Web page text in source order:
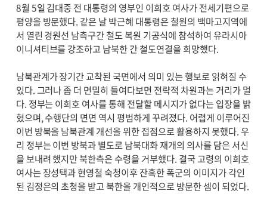
8월 5일 김대중 전 대통령의 영부인 이희호 여사가 전세기편으로
평양을 방문했다. 같은 날 박근혜 대통령은 철원의 백마고지역에
서 열린 경원선 남측구간 철도 복원 기공식에 참석하여 유라시아
이니셔티브를 강조하고 남북한 간 철도연결을 희망했다.
남북관계가 장기간 교착된 국면에서 의미 있는 행보로 읽혀질 수
있다. 그러나 좀 더 면밀히 들여다보면 전략적 차원과는 거리가 멀
다. 정부는 이희호 여사를 통해 전달할 메시지가 없다는 입장을 밝
혔으며, 수행단의 면면 역시 평범하게 꾸려졌다. 어렵게 이루어진
이번 방북을 남북관계 개선을 위한 접점으로 활용하지 못했다. 우
리 정부는 이번 방북과 별도로 남북대화 재개의 의사를 담은 서신
을 보내려 했지만 북한측은 수령을 거부했다. 결국 고령의 이희호
여사는 장성택과 현영철 숙청이후 잔혹한 폭군의 이미지가 각인
된 김정은의 초청을 받고 북한을 개인적으로 방문한 셈이 되었다.